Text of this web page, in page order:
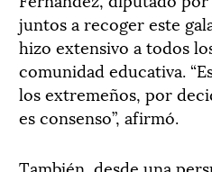
juntos a recoger este
hizo extensivo a todos
comunidad educativa.
los extremeños, por
es consenso”, afirmó.
También, desde una